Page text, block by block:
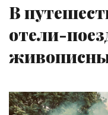
В
отели-